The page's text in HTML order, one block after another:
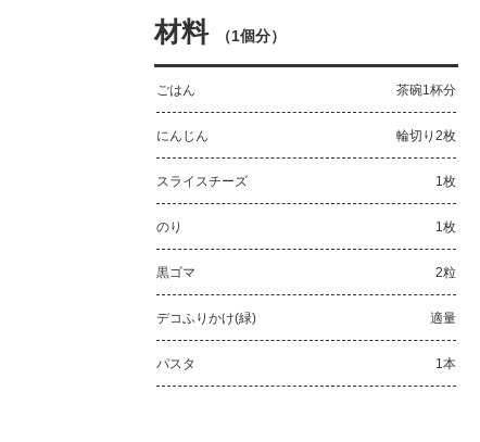
材料 （1個分）
ごはん 茶碗1杯分
にんじん 輪切り2枚
スライスチーズ 1枚
のり 1枚
黒ゴマ 2粒
デコふりかけ(緑) 適量
パスタ 1本